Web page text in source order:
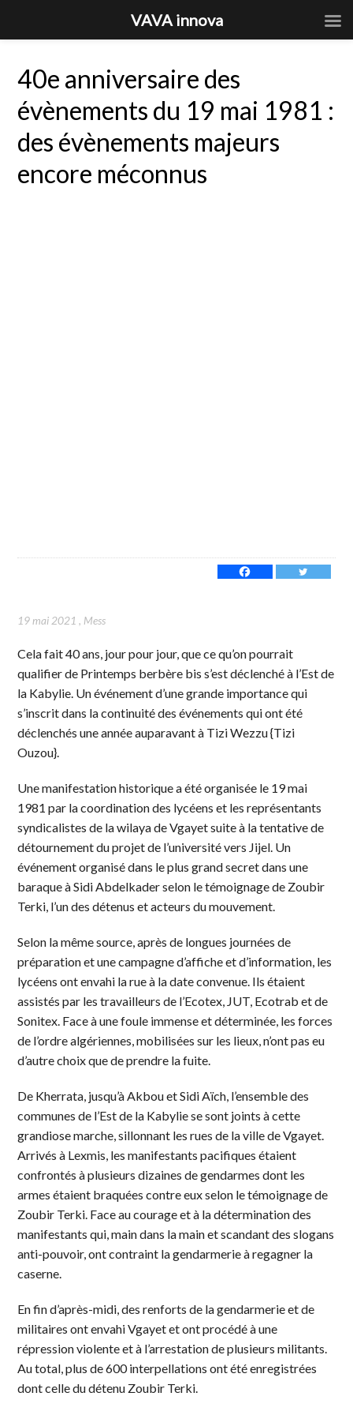
40e anniversaire des
évènements du 19 mai 1981 :
des évènements majeurs
encore méconnus
19 mai 2021 , Mess
Cela fait 40 ans, jour pour jour, que ce qu’on pourrait
qualifier de Printemps berbère bis s’est déclenché à l’Est de
la Kabylie. Un événement d’une grande importance qui
s’inscrit dans la continuité des événements qui ont été
déclenchés une année auparavant à Tizi Wezzu {Tizi
Ouzou}.
Une manifestation historique a été organisée le 19 mai
1981 par la coordination des lycéens et les représentants
syndicalistes de la wilaya de Vgayet suite à la tentative de
détournement du projet de l’université vers Jijel. Un
événement organisé dans le plus grand secret dans une
baraque à Sidi Abdelkader selon le témoignage de Zoubir
Terki, l’un des détenus et acteurs du mouvement.
Selon la même source, après de longues journées de
préparation et une campagne d’affiche et d’information, les
lycéens ont envahi la rue à la date convenue. Ils étaient
assistés par les travailleurs de l’Ecotex, JUT, Ecotrab et de
Sonitex. Face à une foule immense et déterminée, les forces
de l’ordre algériennes, mobilisées sur les lieux, n’ont pas eu
d’autre choix que de prendre la fuite.
De Kherrata, jusqu’à Akbou et Sidi Aïch, l’ensemble des
communes de l’Est de la Kabylie se sont joints à cette
grandiose marche, sillonnant les rues de la ville de Vgayet.
Arrivés à Lexmis, les manifestants pacifiques étaient
confrontés à plusieurs dizaines de gendarmes dont les
armes étaient braquées contre eux selon le témoignage de
Zoubir Terki. Face au courage et à la détermination des
manifestants qui, main dans la main et scandant des slogans
anti-pouvoir, ont contraint la gendarmerie à regagner la
caserne.
En fin d’après-midi, des renforts de la gendarmerie et de
militaires ont envahi Vgayet et ont procédé à une
répression violente et à l’arrestation de plusieurs militants.
Au total, plus de 600 interpellations ont été enregistrées
dont celle du détenu Zoubir Terki.
VAVA innova